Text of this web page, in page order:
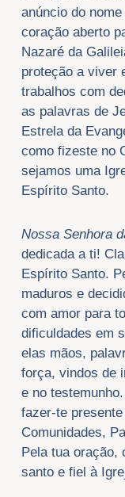
anúncio do
coração aberto
Nazaré da
proteção a viver
trabalhos com
as palavras de
Estrela da
como fizeste no
sejamos uma
Espírito Santo.
Nossa Senhora
dedicada a ti!
Espírito Santo.
maduros e
com amor para
dificuldades em
elas mãos,
força, vindos de
e no
fazer-te
Comunidades,
Pela tua oração,
santo e fiel à